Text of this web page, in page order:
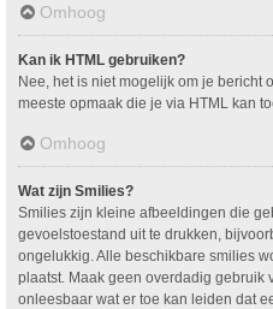
Omhoog
Kan ik HTML gebruiken?
Nee, het is niet mogelijk om je bericht
meeste opmaak die je via HTML kan
Omhoog
Wat zijn Smilies?
Smilies zijn kleine afbeeldingen die
gevoelstoestand uit te drukken,
ongelukkig. Alle beschikbare smilies
plaatst. Maak geen overdadig gebruik
onleesbaar wat er toe kan leiden dat